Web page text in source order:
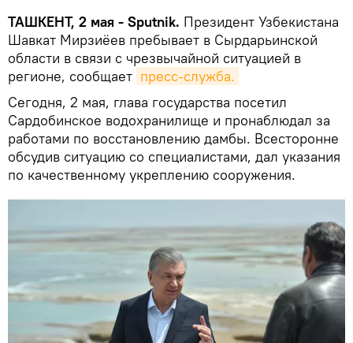
ТАШКЕНТ, 2 мая - Sputnik. Президент Узбекистана
Шавкат Мирзиёев пребывает в Сырдарьинской
области в связи с чрезвычайной ситуацией в
регионе, сообщает пресс-служба.
Сегодня, 2 мая, глава государства посетил
Сардобинское водохранилище и пронаблюдал за
работами по восстановлению дамбы. Всесторонне
обсудив ситуацию со специалистами, дал указания
по качественному укреплению сооружения.